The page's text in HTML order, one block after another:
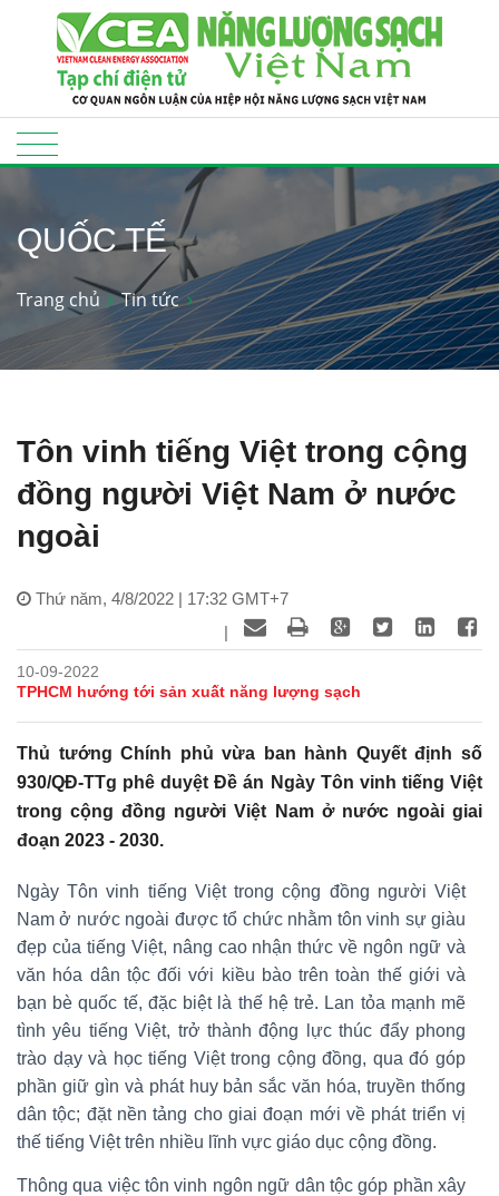
QUỐC TẾ
Trang chủ Tin tức
Tôn vinh tiếng Việt trong cộng
đồng người Việt Nam ở nước
ngoài
Thứ năm, 4/8/2022 | 17:32 GMT+7
|
10-09-2022
TPHCM hướng tới sản xuất năng lượng sạch
Thủ tướng Chính phủ vừa ban hành Quyết định số
930/QĐ-TTg phê duyệt Đề án Ngày Tôn vinh tiếng Việt
trong cộng đồng người Việt Nam ở nước ngoài giai
đoạn 2023 - 2030.
Ngày Tôn vinh tiếng Việt trong cộng đồng người Việt
Nam ở nước ngoài được tổ chức nhằm tôn vinh sự giàu
đẹp của tiếng Việt, nâng cao nhận thức về ngôn ngữ và
văn hóa dân tộc đối với kiều bào trên toàn thế giới và
bạn bè quốc tế, đặc biệt là thế hệ trẻ. Lan tỏa mạnh mẽ
tình yêu tiếng Việt, trở thành động lực thúc đẩy phong
trào dạy và học tiếng Việt trong cộng đồng, qua đó góp
phần giữ gìn và phát huy bản sắc văn hóa, truyền thống
dân tộc; đặt nền tảng cho giai đoạn mới về phát triển vị
thế tiếng Việt trên nhiều lĩnh vực giáo dục cộng đồng.
Thông qua việc tôn vinh ngôn ngữ dân tộc góp phần xây